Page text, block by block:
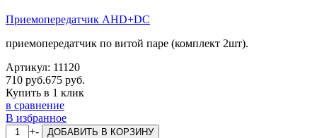
Приемопередатчик AHD+DC
приемопередатчик по витой паре (комплект 2шт).
Артикул: 11120
710 руб.675 руб.
Купить в 1 клик
в сравнение
В избранное
+- ДОБАВИТЬ В КОРЗИНУ